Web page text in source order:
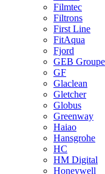
Filmtec
Filtrons
First Line
FitAqua
Fjord
GEB
GF
Glaclean
Gletcher
Globus
Greenway
Haiao
Hansgrohe
HC
HM Digital
Honeywell